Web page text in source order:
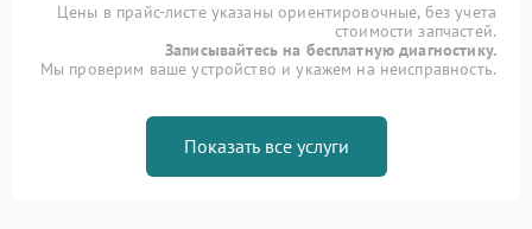
Цены в прайс-листе указаны ориентировочные, без учета
стоимости запчастей.
Записывайтесь на бесплатную диагностику.
Мы проверим ваше устройство и укажем на неисправность.
Показать все услуги